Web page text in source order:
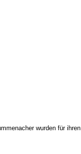
wurden für ihren